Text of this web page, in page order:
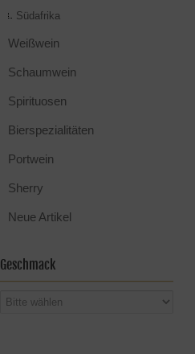
Südafrika
Weißwein
Schaumwein
Spirituosen
Bierspezialitäten
Portwein
Sherry
Neue Artikel
Geschmack